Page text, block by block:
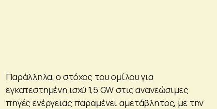
Παράλληλα, ο στόχος του ομίλου για
εγκατεστημένη ισχύ 1,5 GW στις ανανεώσιμες
πηγές ενέργειας παραμένει αμετάβλητος, με την